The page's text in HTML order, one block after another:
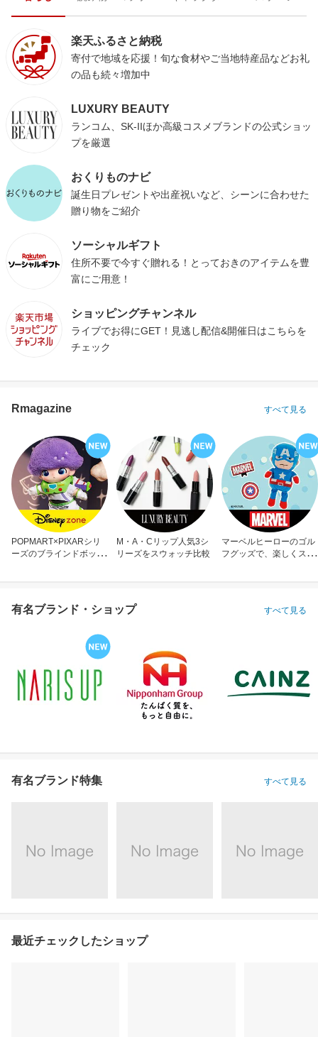
楽天ふるさと納税
寄付で地域を応援！旬な食材やご当地特産品などお礼
の品も続々増加中
LUXURY BEAUTY
ランコム、SK-IIほか高級コスメブランドの公式ショッ
プを厳選
おくりものナビ
誕生日プレゼントや出産祝いなど、シーンに合わせた
贈り物をご紹介
ソーシャルギフト
住所不要で今すぐ贈れる！とっておきのアイテムを豊
富にご用意！
ショッピングチャンネル
ライブでお得にGET！見逃し配信&開催日はこちらを
チェック
Rmagazine すべて見る
POPMART×PIXARシリ
ーズのブラインドボック
M・A・Cリップ人気3シ
リーズをスウォッチ比較
マーベルヒーローのゴル
フグッズで、楽しくスコ
有名ブランド・ショップ すべて見る
有名ブランド特集 すべて見る
最近チェックしたショップ